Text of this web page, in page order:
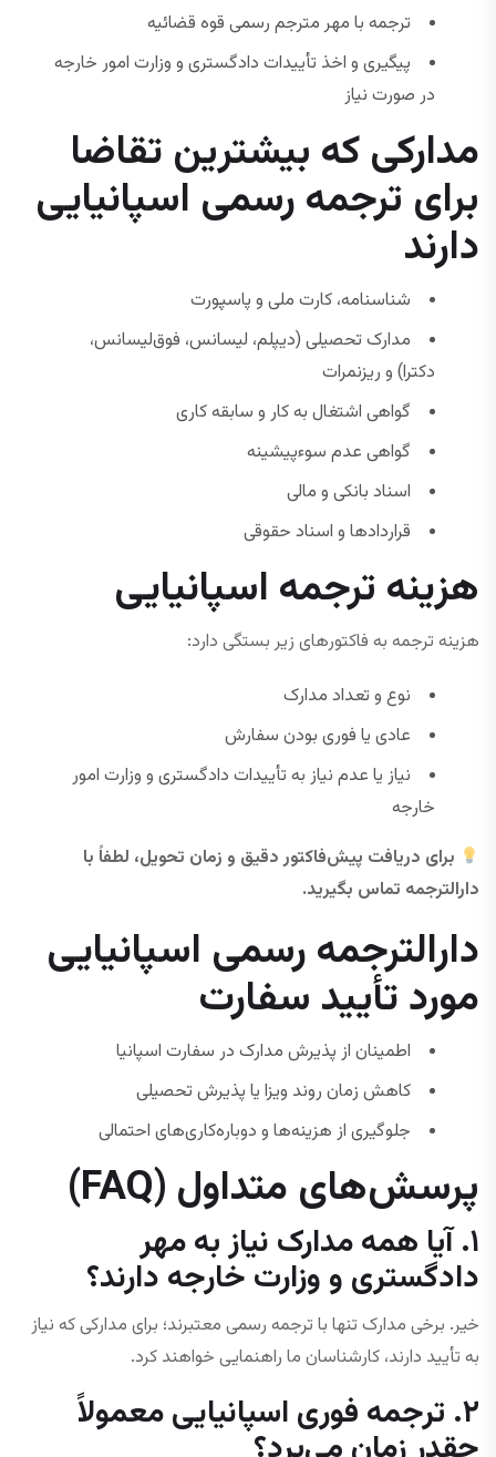
ترجمه با مهر مترجم رسمی قوه قضائیه
پیگیری و اخذ تأییدات دادگستری و وزارت امور خارجه
در صورت نیاز
مدارکی که بیشترین تقاضا
برای ترجمه رسمی اسپانیایی
دارند
شناسنامه، کارت ملی و پاسپورت
مدارک تحصیلی (دیپلم، لیسانس، فوق‌لیسانس،
دکترا) و ریزنمرات
گواهی اشتغال به کار و سابقه کاری
گواهی عدم سوءپیشینه
اسناد بانکی و مالی
قراردادها و اسناد حقوقی
هزینه ترجمه اسپانیایی
هزینه ترجمه به فاکتورهای زیر بستگی دارد:
نوع و تعداد مدارک
عادی یا فوری بودن سفارش
نیاز یا عدم نیاز به تأییدات دادگستری و وزارت امور
خارجه
برای دریافت پیش‌فاکتور دقیق و زمان تحویل، لطفاً با
دارالترجمه تماس بگیرید.
دارالترجمه رسمی اسپانیایی
مورد تأیید سفارت
اطمینان از پذیرش مدارک در سفارت اسپانیا
کاهش زمان روند ویزا یا پذیرش تحصیلی
جلوگیری از هزینه‌ها و دوباره‌کاری‌های احتمالی
پرسش‌های متداول (FAQ)
۱. آیا همه مدارک نیاز به مهر
دادگستری و وزارت خارجه دارند؟
خیر. برخی مدارک تنها با ترجمه رسمی معتبرند؛ برای مدارکی که نیاز
به تأیید دارند، کارشناسان ما راهنمایی خواهند کرد.
۲. ترجمه فوری اسپانیایی معمولاً